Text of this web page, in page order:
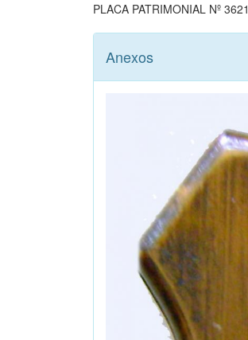
PLACA PATRIMONIAL Nº 3621
Anexos